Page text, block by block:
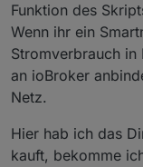
Funktion des
Wenn ihr ein
Stromverbrauch in
an ioBroker
Netz.
Hier hab ich das
kauft, bekomme